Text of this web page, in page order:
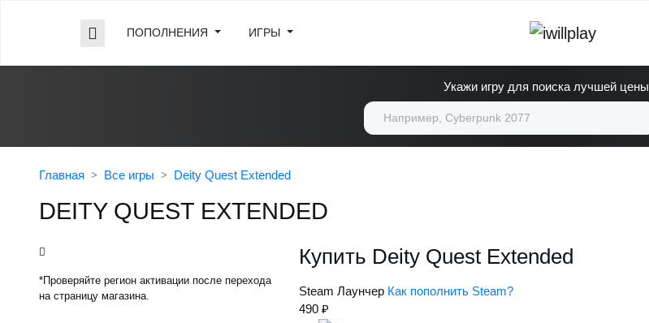
ПОПОЛНЕНИЯ ИГРЫ
Укажи игру для поиска лучшей цены
Главная Все игры Deity Quest Extended
DEITY QUEST EXTENDED
Купить Deity Quest Extended
Steam Лаунчер Как пополнить Steam?
490 ₽
*Проверяйте регион активации после перехода
на страницу магазина.